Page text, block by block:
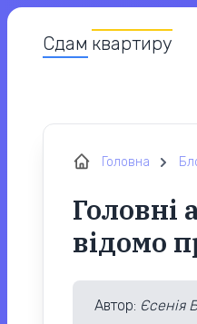
Сдам квартиру
Головна
Головні
відомо
Автор: Єсенія